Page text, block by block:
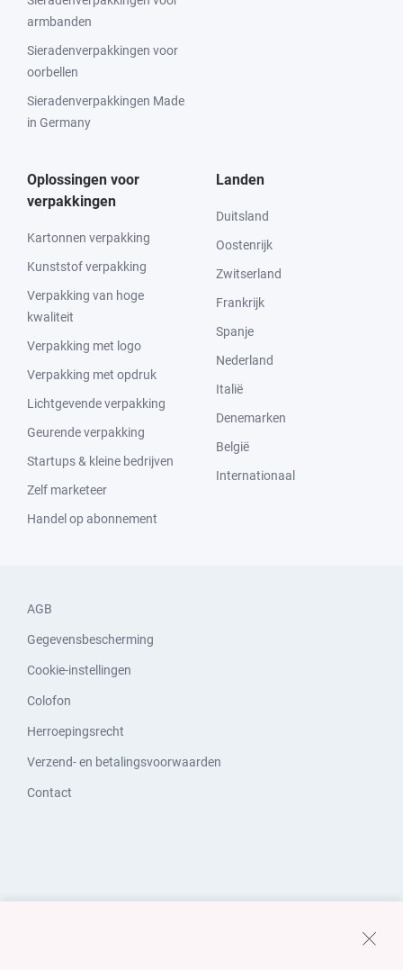
armbanden
Sieradenverpakkingen voor
oorbellen
Sieradenverpakkingen Made
in Germany
Oplossingen voor
verpakkingen
Kartonnen verpakking
Kunststof verpakking
Verpakking van hoge
kwaliteit
Verpakking met logo
Verpakking met opdruk
Lichtgevende verpakking
Geurende verpakking
Startups & kleine bedrijven
Zelf marketeer
Handel op abonnement
Landen
Duitsland
Oostenrijk
Zwitserland
Frankrijk
Spanje
Nederland
Italië
Denemarken
België
Internationaal
AGB
Gegevensbescherming
Cookie-instellingen
Colofon
Herroepingsrecht
Verzend- en betalingsvoorwaarden
Contact